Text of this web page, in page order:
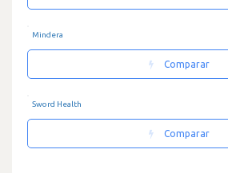
Mindera
Comparar
Sword Health
Comparar